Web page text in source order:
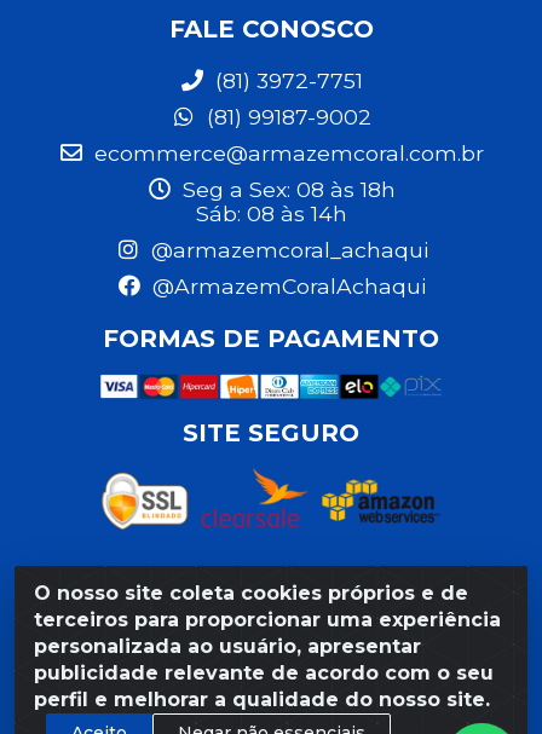
O nosso site coleta cookies próprios e de
terceiros para proporcionar uma experiência
personalizada ao usuário, apresentar
publicidade relevante de acordo com o seu
perfil e melhorar a qualidade do nosso site.
FALE CONOSCO
(81) 3972-7751
(81) 99187-9002
ecommerce@armazemcoral.com.br
Seg a Sex: 08 às 18h
Sáb: 08 às 14h
@armazemcoral_achaqui
@ArmazemCoralAchaqui
FORMAS DE PAGAMENTO
SITE SEGURO
Razão Social: Armazém Coral LTDA - Rua da Praia,
103 - São José - Recife/PE - CEP 50020-550 -
CNPJ 11.623.188/0027-80